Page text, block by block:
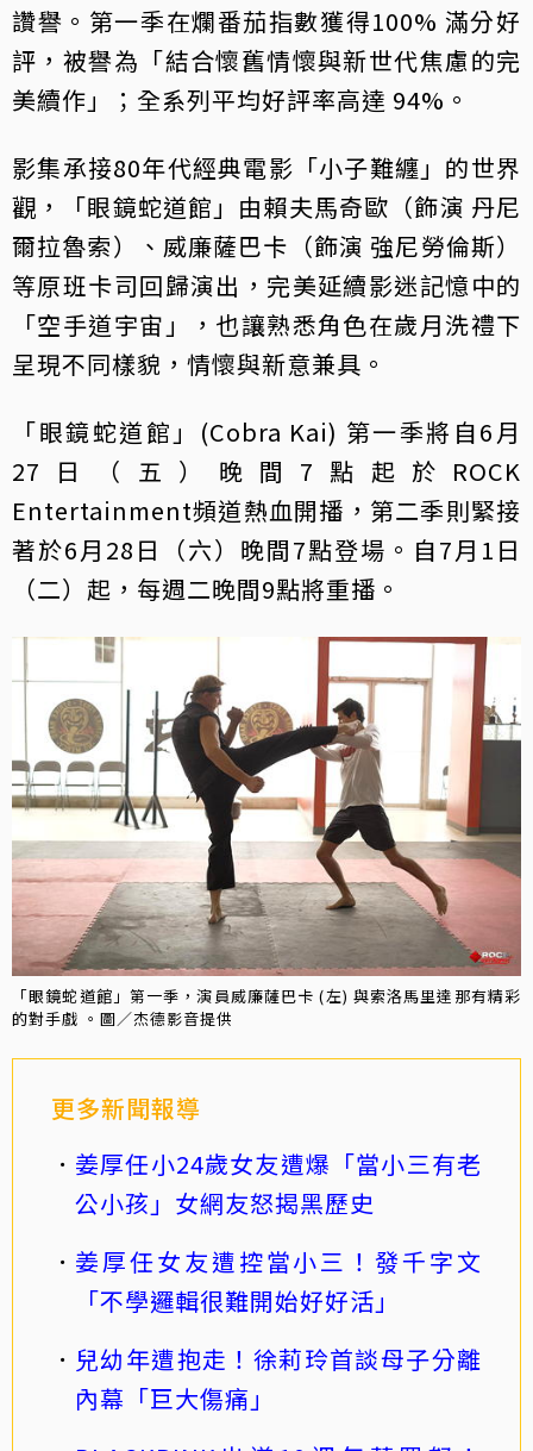
讚譽。第一季在爛番茄指數獲得100% 滿分好
評，被譽為「結合懷舊情懷與新世代焦慮的完
美續作」；全系列平均好評率高達 94%。
影集承接80年代經典電影「小子難纏」的世界
觀，「眼鏡蛇道館」由賴夫馬奇歐（飾演 丹尼
爾拉魯索）、威廉薩巴卡（飾演 強尼勞倫斯）
等原班卡司回歸演出，完美延續影迷記憶中的
「空手道宇宙」，也讓熟悉角色在歲月洗禮下
呈現不同樣貌，情懷與新意兼具。
「眼鏡蛇道館」(Cobra Kai) 第一季將自6月
27日（五）晚間7點起於ROCK
Entertainment頻道熱血開播，第二季則緊接
著於6月28日（六）晚間7點登場。自7月1日
（二）起，每週二晚間9點將重播。
「眼鏡蛇道館」第一季，演員威廉薩巴卡 (左) 與索洛馬里達那有精彩
的對手戲 。圖／杰德影音提供
更多新聞報導
姜厚任小24歲女友遭爆「當小三有老
公小孩」女網友怒揭黑歷史
姜厚任女友遭控當小三！發千字文
「不學邏輯很難開始好好活」
兒幼年遭抱走！徐莉玲首談母子分離
內幕「巨大傷痛」